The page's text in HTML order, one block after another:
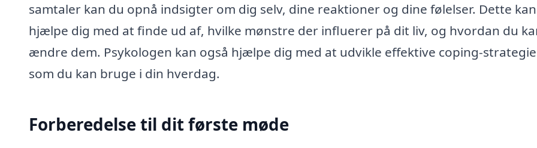
samtaler kan du opnå indsigter om dig selv, dine reaktioner og dine følelser. Dette kan
hjælpe dig med at finde ud af, hvilke mønstre der influerer på dit liv, og hvordan du
ændre dem. Psykologen kan også hjælpe dig med at udvikle effektive coping-
som du kan bruge i din hverdag.
Forberedelse til dit første møde